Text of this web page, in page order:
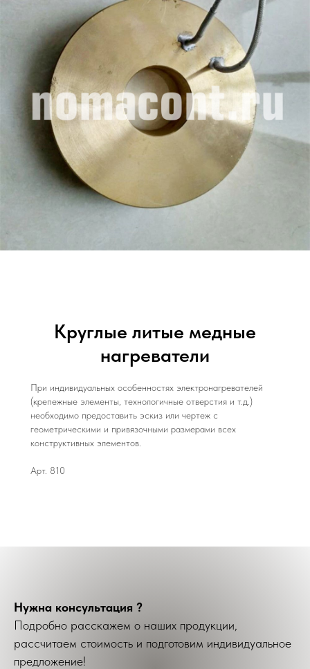
Круглые литые медные
нагреватели
При индивидуальных особенностях электронагревателей
(крепежные элементы, технологичные отверстия и т.д.)
необходимо предоставить эскиз или чертеж с
геометрическими и привязочными размерами всех
конструктивных элементов.
Арт. 810
Нужна консультация ?
Подробно расскажем о наших продукции,
рассчитаем стоимость и подготовим индивидуальное
предложение!